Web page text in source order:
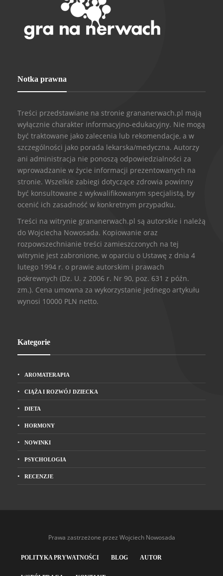
Notka prawna
Treści przedstawiane na stronie grananerwach.pl mają
wyłącznie charakter informacyjno-edukacyjny. Nie mogą
być traktowane jako zalecenia lub rekomendacje, a w
szczególności jako porada lekarska/medyczna. Autorzy
ani administracja nie ponoszą odpowiedzialności za
wprowadzanie w życie informacji prezentowanych na
stronie. Wszelkie zabiegi dotyczące zdrowia powinny
być konsultowane z wykwalifikowanym specjalistą, by
ocenić ich zasadność w konkretnym przypadku.
Treści na witrynie grananerwach.pl są autorskie i należą
do Wojciecha Nowosada. Kopiowanie oraz
rozpowszechnianie treści zamieszczonych na tej
witrynie jest zabronione, w oparciu o Ustawę z dnia 4
lutego 1994 r. o prawie autorskim i prawach
pokrewnych (Dz. U. z 2006 r. Nr 90, poz. 631 z późn.
zm.). Cena umowna za wykorzystanie jednego artykułu
wynosi 10000 PLN netto.
Kategorie
AROMATERAPIA
CIĄŻA I ROZWÓJ DZIECKA
DIETA
HORMONY
NOWINKI
PSYCHOLOGIA
RECENZJE
Prawa zastrzeżone przez Wojciech Nowosada
POLITYKA PRYWATNOŚCI BLOG AUTOR